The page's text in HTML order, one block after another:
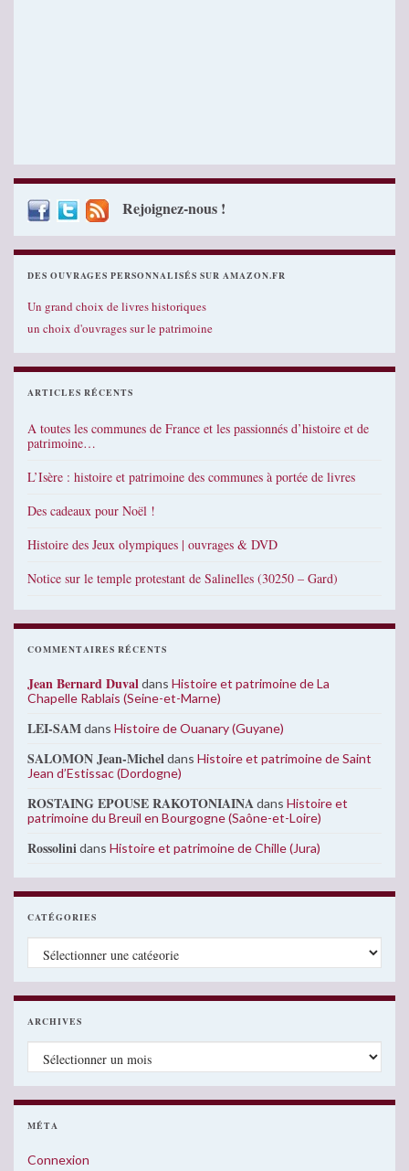
Rejoignez-nous !
DES OUVRAGES PERSONNALISÉS SUR AMAZON.FR
Un grand choix de livres historiques
un choix d'ouvrages sur le patrimoine
ARTICLES RÉCENTS
A toutes les communes de France et les passionnés d’histoire et de
patrimoine…
L’Isère : histoire et patrimoine des communes à portée de livres
Des cadeaux pour Noël !
Histoire des Jeux olympiques | ouvrages & DVD
Notice sur le temple protestant de Salinelles (30250 – Gard)
COMMENTAIRES RÉCENTS
Jean Bernard Duvaldans Histoire et patrimoine de La
Chapelle Rablais (Seine-et-Marne)
LEI-SAMdans Histoire de Ouanary (Guyane)
SALOMON Jean-Micheldans Histoire et patrimoine de Saint
Jean d’Estissac (Dordogne)
ROSTAING EPOUSE RAKOTONIAINAdans Histoire et
patrimoine du Breuil en Bourgogne (Saône-et-Loire)
Rossolinidans Histoire et patrimoine de Chille (Jura)
CATÉGORIES
Catégories
ARCHIVES
Archives
MÉTA
Connexion